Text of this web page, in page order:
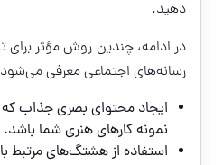
دهید.
در ادامه، چندین روش مؤثر برای
رسانه‌های اجتماعی معرفی
ایجاد محتوای بصری جذاب
نمونه کارهای هنری شما باشد.
استفاده از هشتگ‌های مرتبط